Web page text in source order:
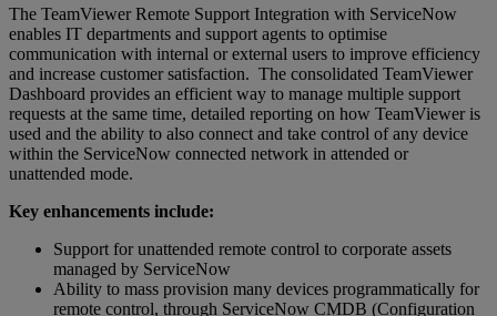
The TeamViewer Remote Support Integration with ServiceNow
enables IT departments and support agents to optimise
communication with internal or external users to improve efficiency
and increase customer satisfaction. The consolidated TeamViewer
Dashboard provides an efficient way to manage multiple support
requests at the same time, detailed reporting on how TeamViewer is
used and the ability to also connect and take control of any device
within the ServiceNow connected network in attended or
unattended mode.
Key enhancements include:
Support for unattended remote control to corporate assets
managed by ServiceNow
Ability to mass provision many devices programmatically for
remote control, through ServiceNow CMDB (Configuration